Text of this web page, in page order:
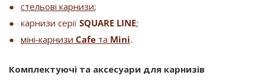
стельові карнизи;
карнизи серії SQUARE LINE;
міні-карнизи Cafe та Mini.
Комплектуючі та аксесуари для карнизів